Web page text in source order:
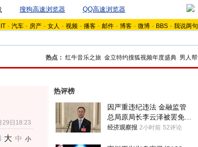
搜狗高速浏览器 QQ高速浏览器
IT - 汽车 - 房产 - 女人 - 视频 - 播客 - 邮件 - 博客 - 微博 - BBS - 我说两句
热点： 红牛音乐之旅 金立特约搜狐视频年度盛典 男人帮
29日18:23
大 中 小
热评榜
因严重违纪违法 金融监管
总局原局长李云泽被罢免全
国人大代表
经济观察报 2小时前 52评论